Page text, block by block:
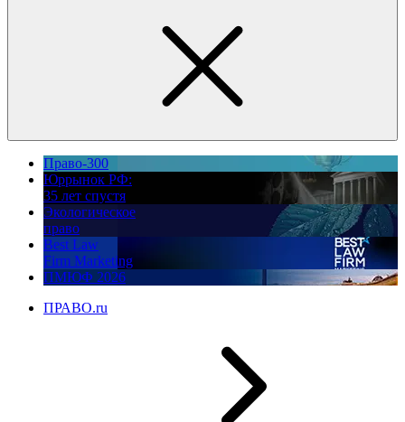
Право-300
Юррынок РФ:
35 лет спустя
Экологическое
право
Best Law
Firm Marketing
ПМЮФ 2026
ПРАВО.ru